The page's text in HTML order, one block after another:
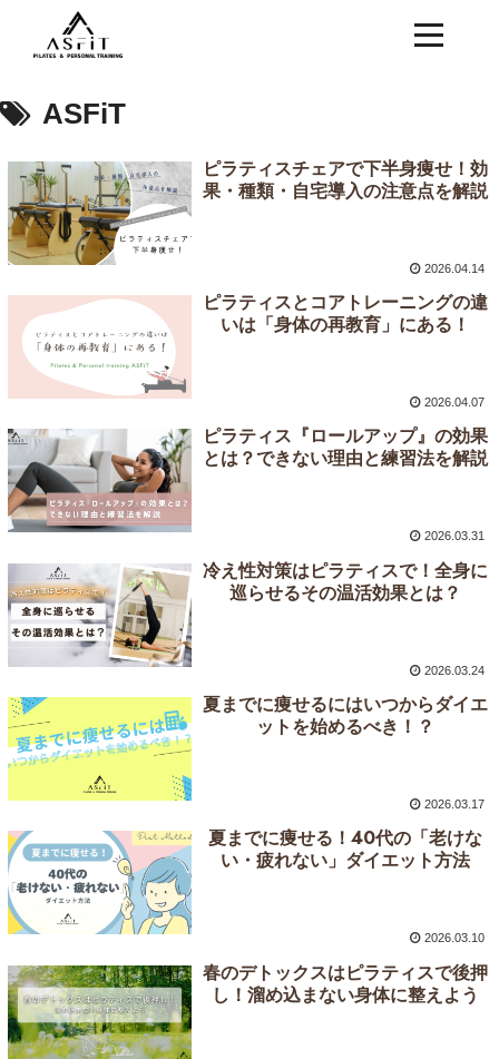
ASFiT
ピラティスチェアで下半身痩せ！効
果・種類・自宅導入の注意点を解説
2026.04.14
ピラティスとコアトレーニングの違
いは「身体の再教育」にある！
2026.04.07
ピラティス『ロールアップ』の効果
とは？できない理由と練習法を解説
2026.03.31
冷え性対策はピラティスで！全身に
巡らせるその温活効果とは？
2026.03.24
夏までに痩せるにはいつからダイエ
ットを始めるべき！？
2026.03.17
夏までに痩せる！40代の「老けな
い・疲れない」ダイエット方法
2026.03.10
春のデトックスはピラティスで後押
し！溜め込まない身体に整えよう